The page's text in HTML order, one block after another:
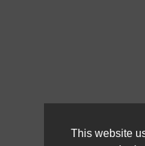
This website